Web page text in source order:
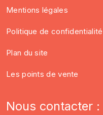
Mentions légales
Politique de confidentialité
Plan du site
Les points de vente
Nous contacter :